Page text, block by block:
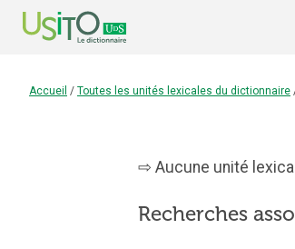
Accueil / Toutes les unités lexicales du dictionnaire
Aucune unité
Recherches